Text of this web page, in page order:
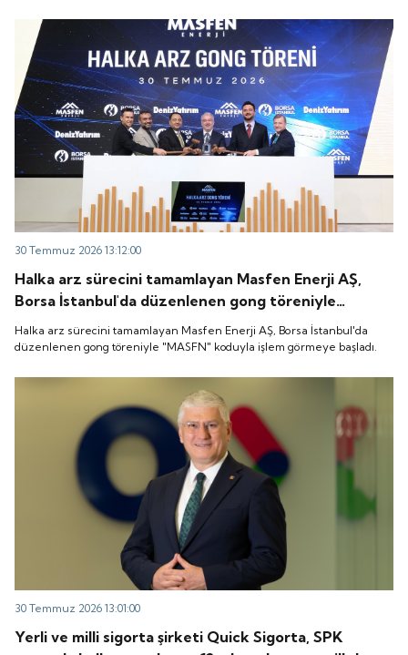
30 Temmuz 2026 13:12:00
Halka arz sürecini tamamlayan Masfen Enerji AŞ,
Borsa İstanbul'da düzenlenen gong töreniyle
"MASFN" koduyla işlem görmeye başladı.
Halka arz sürecini tamamlayan Masfen Enerji AŞ, Borsa İstanbul'da
düzenlenen gong töreniyle "MASFN" koduyla işlem görmeye başladı.
30 Temmuz 2026 13:01:00
Yerli ve milli sigorta şirketi Quick Sigorta, SPK